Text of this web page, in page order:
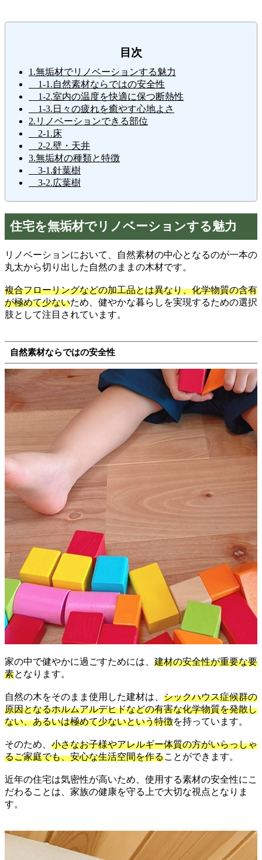
目次
1.無垢材でリノベーションする魅力
1-1.自然素材ならではの安全性
1-2.室内の温度を快適に保つ断熱性
1-3.日々の疲れを癒やす心地よさ
2.リノベーションできる部位
2-1.床
2-2.壁・天井
3.無垢材の種類と特徴
3-1.針葉樹
3-2.広葉樹
住宅を無垢材でリノベーションする魅力
リノベーションにおいて、自然素材の中心となるのが一本の
丸太から切り出した自然のままの木材です。
複合フローリングなどの加工品とは異なり、化学物質の含有
が極めて少ないため、健やかな暮らしを実現するための選択
肢として注目されています。
自然素材ならではの安全性
家の中で健やかに過ごすためには、 建材の安全性が重要な要
素となります。
自然の木をそのまま使用した建材は、 シックハウス症候群の
原因となるホルムアルデヒドなどの有害な化学物質を発散し
ない、あるいは極めて少ないという特徴を持っています。
そのため、 小さなお子様やアレルギー体質の方がいらっしゃ
るご家庭でも、安心な生活空間を作ることができます。
近年の住宅は気密性が高いため、使用する素材の安全性にこ
だわることは、家族の健康を守る上で大切な視点となりま
す。